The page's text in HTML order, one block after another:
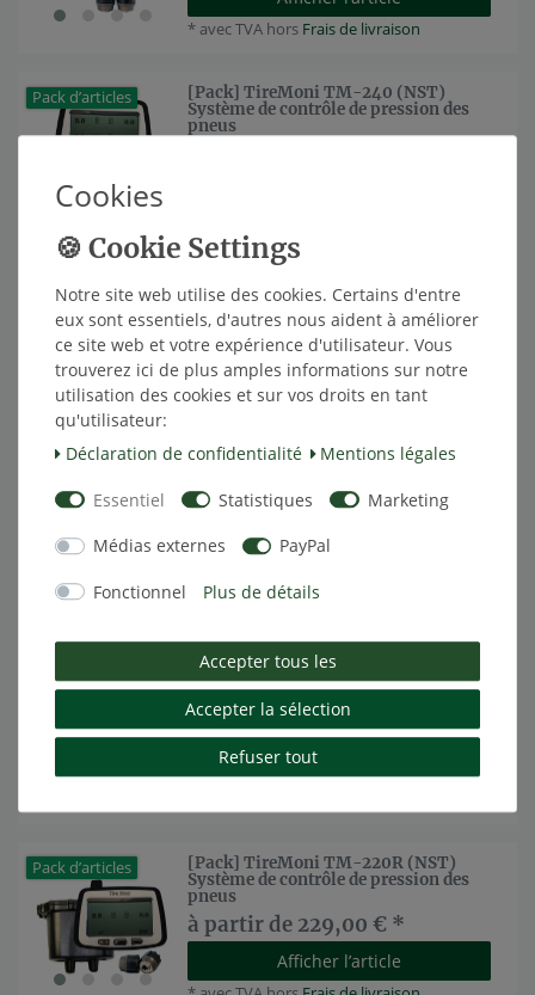
*avec TVA hors Frais de livraison
Pack d’articles
[Pack] TireMoni TM-240 (NST)
Système de contrôle de pression des
pneus
Pack d’articles
[Pack] TireMoni TM-260 (NST)
Système de surveillance de la
pression des pneus
à partir de 309,00 € *
Afficher l’article
de surveillance de la pression des
pneus TPMS
à partir de 389,00 € *
Système de surveillance de pression
TireMoni TM-100
à partir de 199,00 € *
Afficher l’article
Pack d’articles
[Pack] TireMoni TM-220R (NST)
Système de contrôle de pression des
pneus
à partir de 229,00 € *
Afficher l’article
Cookies
Notre site web utilise des cookies. Certains d'entre
eux sont essentiels, d'autres nous aident à améliorer
ce site web et votre expérience d'utilisateur. Vous
trouverez ici de plus amples informations sur notre
utilisation des cookies et sur vos droits en tant
qu'utilisateur:
Déclaration de confidentialité
Mentions légales
Essentiel Statistiques Marketing
Médias externes PayPal
Fonctionnel Plus de détails
Accepter tous les
Accepter la sélection
Refuser tout